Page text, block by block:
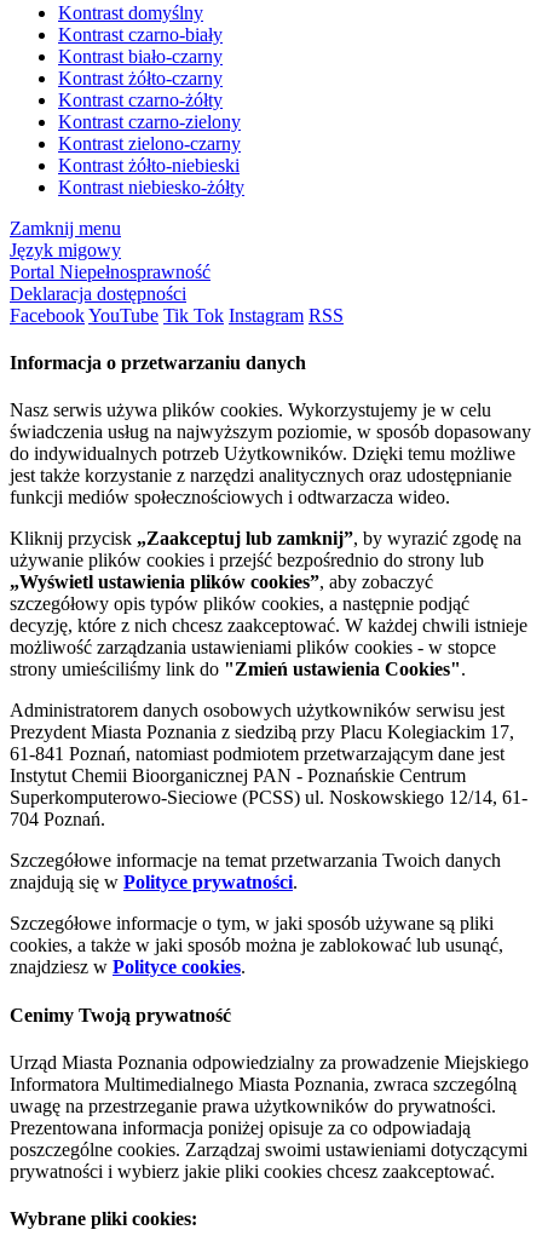
Kontrast domyślny
Kontrast czarno-biały
Kontrast biało-czarny
Kontrast żółto-czarny
Kontrast czarno-żółty
Kontrast czarno-zielony
Kontrast zielono-czarny
Kontrast żółto-niebieski
Kontrast niebiesko-żółty
Zamknij menu
Język migowy
Portal Niepełnosprawność
Deklaracja dostępności
FacebookYouTube Tik Tok Instagram RSS
Informacja o przetwarzaniu danych
Nasz serwis używa plików cookies. Wykorzystujemy je w celu
świadczenia usług na najwyższym poziomie, w sposób dopasowany
do indywidualnych potrzeb Użytkowników. Dzięki temu możliwe
jest także korzystanie z narzędzi analitycznych oraz udostępnianie
funkcji mediów społecznościowych i odtwarzacza wideo.
Kliknij przycisk „Zaakceptuj lub zamknij”, by wyrazić zgodę na
używanie plików cookies i przejść bezpośrednio do strony lub
„Wyświetl ustawienia plików cookies”, aby zobaczyć
szczegółowy opis typów plików cookies, a następnie podjąć
decyzję, które z nich chcesz zaakceptować. W każdej chwili istnieje
możliwość zarządzania ustawieniami plików cookies - w stopce
strony umieściliśmy link do "Zmień ustawienia Cookies".
Administratorem danych osobowych użytkowników serwisu jest
Prezydent Miasta Poznania z siedzibą przy Placu Kolegiackim 17,
61-841 Poznań, natomiast podmiotem przetwarzającym dane jest
Instytut Chemii Bioorganicznej PAN - Poznańskie Centrum
Superkomputerowo-Sieciowe (PCSS) ul. Noskowskiego 12/14, 61-
704 Poznań.
Szczegółowe informacje na temat przetwarzania Twoich danych
znajdują się w Polityce prywatności.
Szczegółowe informacje o tym, w jaki sposób używane są pliki
cookies, a także w jaki sposób można je zablokować lub usunąć,
znajdziesz w Polityce cookies.
Cenimy Twoją prywatność
Urząd Miasta Poznania odpowiedzialny za prowadzenie Miejskiego
Informatora Multimedialnego Miasta Poznania, zwraca szczególną
uwagę na przestrzeganie prawa użytkowników do prywatności.
Prezentowana informacja poniżej opisuje za co odpowiadają
poszczególne cookies. Zarządzaj swoimi ustawieniami dotyczącymi
prywatności i wybierz jakie pliki cookies chcesz zaakceptować.
Wybrane pliki cookies: